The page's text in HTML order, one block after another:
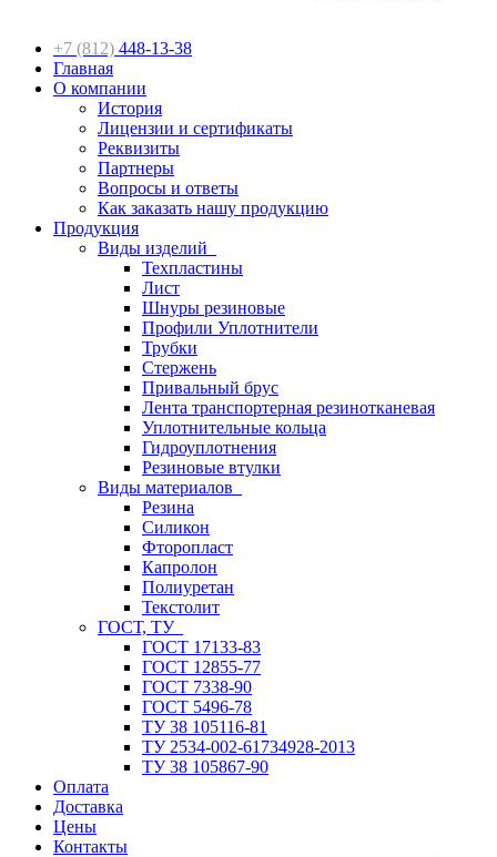
+7 (812) 448-13-38
Главная
О компании
История
Лицензии и сертификаты
Реквизиты
Партнеры
Вопросы и ответы
Как заказать нашу продукцию
Продукция
Виды изделий
Техпластины
Лист
Шнуры резиновые
Профили Уплотнители
Трубки
Стержень
Привальный брус
Лента транспортерная резинотканевая
Уплотнительные кольца
Гидроуплотнения
Резиновые втулки
Виды материалов
Резина
Силикон
Фторопласт
Капролон
Полиуретан
Текстолит
ГОСТ, ТУ
ГОСТ 17133-83
ГОСТ 12855-77
ГОСТ 7338-90
ГОСТ 5496-78
ТУ 38 105116-81
ТУ 2534-002-61734928-2013
ТУ 38 105867-90
Оплата
Доставка
Цены
Контакты